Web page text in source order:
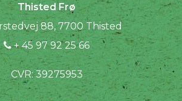
Thisted Frø
88, 7700 Thisted
+ 45 97 92 25 66
CVR: 39275953